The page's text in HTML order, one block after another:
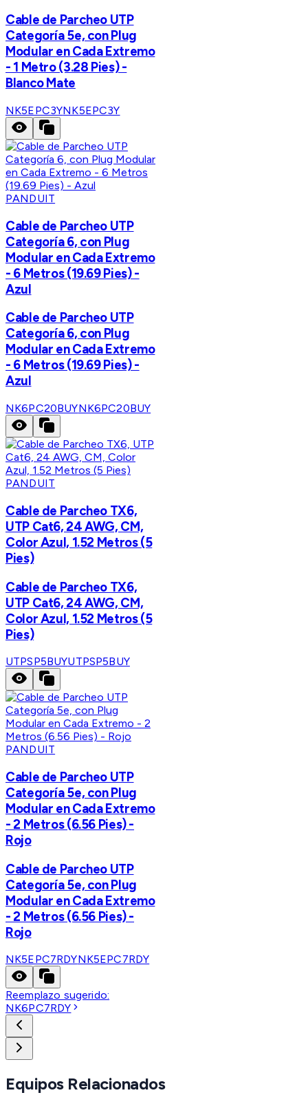
Cable de Parcheo UTP
Categoría 5e, con Plug
Modular en Cada Extremo
- 1 Metro (3.28 Pies) -
Blanco Mate
NK5EPC3YNK5EPC3Y
PANDUIT
Cable de Parcheo UTP
Categoría 6, con Plug
Modular en Cada Extremo
- 6 Metros (19.69 Pies) -
Azul
Cable de Parcheo UTP
Categoría 6, con Plug
Modular en Cada Extremo
- 6 Metros (19.69 Pies) -
Azul
NK6PC20BUYNK6PC20BUY
PANDUIT
Cable de Parcheo TX6,
UTP Cat6, 24 AWG, CM,
Color Azul, 1.52 Metros (5
Pies)
Cable de Parcheo TX6,
UTP Cat6, 24 AWG, CM,
Color Azul, 1.52 Metros (5
Pies)
UTPSP5BUYUTPSP5BUY
PANDUIT
Cable de Parcheo UTP
Categoría 5e, con Plug
Modular en Cada Extremo
- 2 Metros (6.56 Pies) -
Rojo
Cable de Parcheo UTP
Categoría 5e, con Plug
Modular en Cada Extremo
- 2 Metros (6.56 Pies) -
Rojo
NK5EPC7RDYNK5EPC7RDY
Reemplazo sugerido:
NK6PC7RDY
Equipos Relacionados